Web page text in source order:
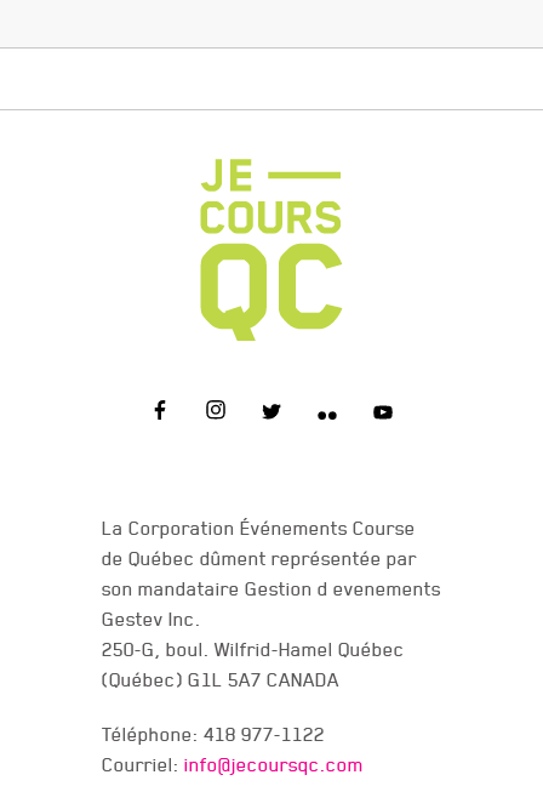
La Corporation Événements Course
de Québec dûment représentée par
son mandataire Gestion d evenements
Gestev Inc.
250-G, boul. Wilfrid-Hamel Québec
(Québec) G1L 5A7 CANADA
Téléphone: 418 977-1122
Courriel: info@jecoursqc.com